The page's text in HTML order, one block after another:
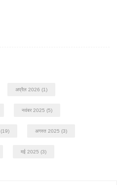
अप्रैल 2026 (1)
नवंबर 2025 (5)
(19) अगस्त 2025 (3)
मई 2025 (3)